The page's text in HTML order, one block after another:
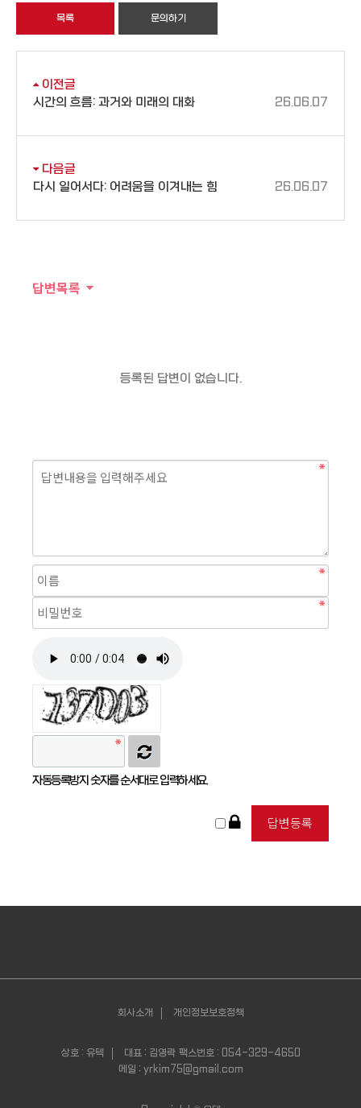
목록 문의하기
이전글
시간의 흐름: 과거와 미래의 대화
26.06.07
다음글
다시 일어서다: 어려움을 이겨내는 힘
26.06.07
답변목록
등록된 답변이 없습니다.
자동등록방지 숫자를 순서대로 입력하세요.
회사소개 개인정보보호정책
상호 : 유텍 대표 : 김영락 팩스번호 : 054-329-4650
메일 : yrkim75@gmail.com